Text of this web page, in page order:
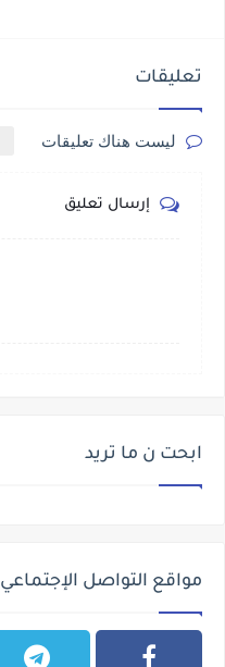
تعليقات
ليست هناك تعليقات
إرسال تعليق
ابحت ن ما تريد
مواقع التواصل الإجتماعي